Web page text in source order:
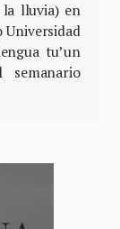
la lluvia) en
Universidad
tu’un
semanario